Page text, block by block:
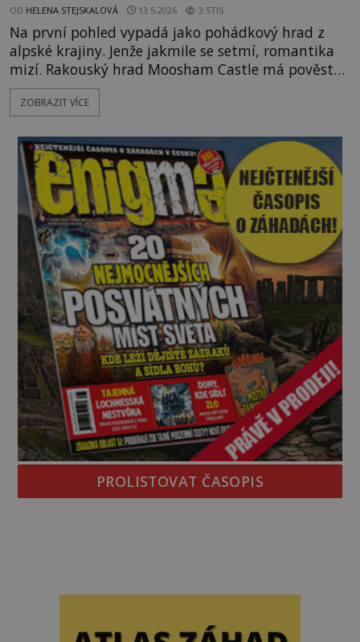
OD HELENA STEJSKALOVÁ 13.5.2026 3.5TIS
Na první pohled vypadá jako pohádkový hrad z
alpské krajiny. Jenže jakmile se setmí, romantika
mizí. Rakouský hrad Moosham Castle má pověst
nejděsivějšího domu v celé zemi. Lidé tu údajně
slyší kroky v prázdných chodbách, šeptání ze zdí i
temná minulost mohla zanechat něco, co se
dodnes nepodařilo vysvětlit. Kamenný hrad stojí v
horách Salcburska u
ZOBRAZIT VÍCE
PROLISTOVAT ČASOPIS